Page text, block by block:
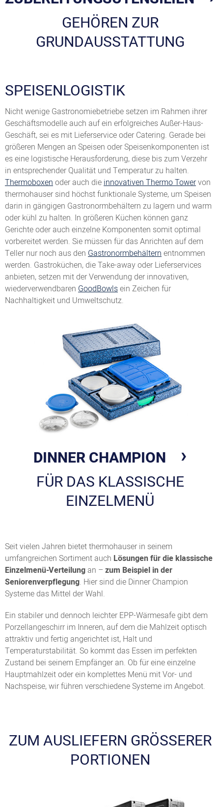
GEHÖREN ZUR
GRUNDAUSSTATTUNG
SPEISENLOGISTIK
Nicht wenige Gastronomiebetriebe setzen im Rahmen ihrer
Geschäftsmodelle auch auf ein erfolgreiches Außer-Haus-
Geschäft, sei es mit Lieferservice oder Catering. Gerade bei
größeren Mengen an Speisen oder Speisenkomponenten ist
es eine logistische Herausforderung, diese bis zum Verzehr
in entsprechender Qualität und Temperatur zu halten.
Thermoboxen oder auch die innovativen Thermo Towervon
thermohauser sind höchst funktionale Systeme, um Speisen
darin in gängigen Gastronormbehältern zu lagern und warm
oder kühl zu halten. In größeren Küchen können ganz
Gerichte oder auch einzelne Komponenten somit optimal
vorbereitet werden. Sie müssen für das Anrichten auf dem
Teller nur noch aus den Gastronormbehältern entnommen
werden. Gastroküchen, die Take-away oder Lieferservices
anbieten, setzen mit der Verwendung der innovativen,
wiederverwendbaren GoodBowlsein Zeichen für
Nachhaltigkeit und Umweltschutz.
DINNER CHAMPION
FÜR DAS KLASSISCHE
EINZELMENÜ
Seit vielen Jahren bietet thermohauser in seinem
umfangreichen Sortiment auch Lösungen für die klassische
Einzelmenü-Verteilungan – zum Beispiel in der
Seniorenverpflegung. Hier sind die Dinner Champion
Systeme das Mittel der Wahl.
Ein stabiler und dennoch leichter EPP-Wärmesafe gibt dem
Porzellangeschirr im Inneren, auf dem die Mahlzeit optisch
attraktiv und fertig angerichtet ist, Halt und
Temperaturstabilität. So kommt das Essen im perfekten
Zustand bei seinem Empfänger an. Ob für eine einzelne
Hauptmahlzeit oder ein komplettes Menü mit Vor- und
Nachspeise, wir führen verschiedene Systeme im Angebot.
ZUM AUSLIEFERN GRÖSSERER P
ORTIONEN